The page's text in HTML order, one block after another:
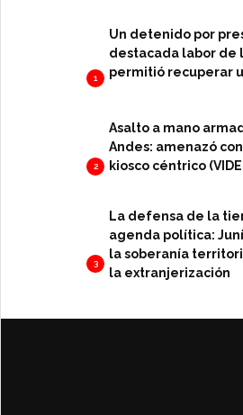
1
Un detenido por
destacada labor de
permitió recuperar
2
Asalto a mano
Andes: amenazó
kiosco céntrico
3
La defensa de la
agenda política:
la soberanía
la extranjerización